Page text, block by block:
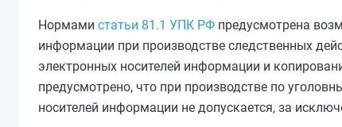
Нормами статьи 81.1 УПК РФ предусмотрена
информации при производстве следственных
электронных носителей информации и
предусмотрено, что при производстве по
носителей информации не допускается, за